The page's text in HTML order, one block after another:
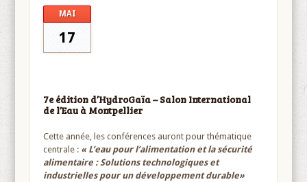
MAI
17
7eédition d’HydroGaïa–Salon International
de l’Eau à Montpellier
Cette année, les conférences auront pour thématique
centrale : « L’eau pour l’alimentation et la sécurité
alimentaire : Solutions technologiques et
industrielles pour un développement durable»